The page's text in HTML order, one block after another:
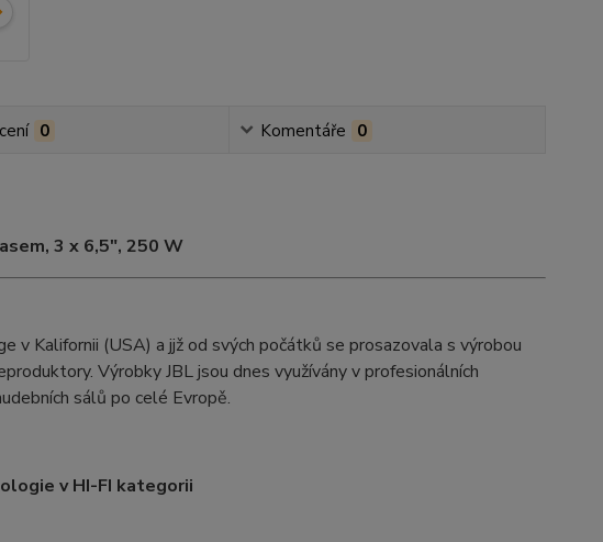
0 Komentáře 0
3 x 6,5", 250 W
v Kalifornii (USA) a jjž od svých počátků se prosazovala s výrobou
Výrobky JBL jsou dnes využívány v profesionálních
sálů po celé Evropě.
v HI-FI kategorii